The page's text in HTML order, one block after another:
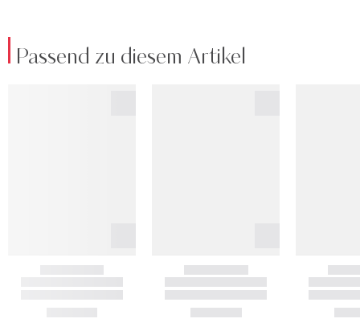
Passend zu diesem Artikel